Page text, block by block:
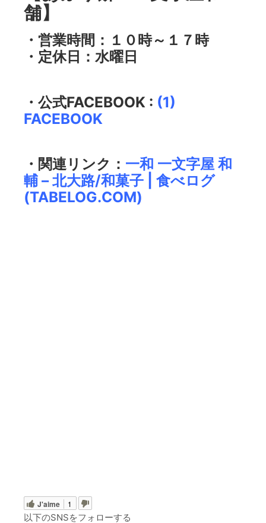
舗】
・営業時間：１０時～１７時
・定休日：水曜日
・公式FACEBOOK : (1)
FACEBOOK
・関連リンク： 一和 一文字屋 和
輔 – 北大路/和菓子 | 食べログ
(TABELOG.COM)
J'aime 1
以下のSNSをフォローする